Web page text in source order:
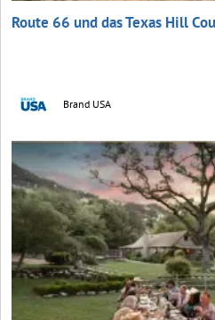
Route 66 und das Texas Hill
Brand USA